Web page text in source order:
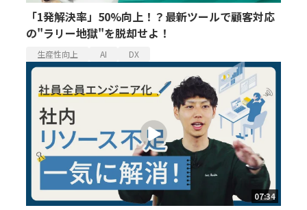
「1発解決率」50%向上！？最新ツールで顧客対応
の"ラリー地獄"を脱却せよ！
生産性向上 AI DX
07:34